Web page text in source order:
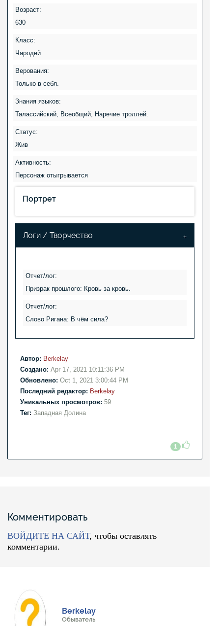
Возраст:
630
Класс:
Чародей
Верования:
Только в себя.
Знания языков:
Талассийский, Всеобщий, Наречие троллей.
Статус:
Жив
Активность:
Персонаж отыгрывается
Портрет
Логи / Творчество
Отчет/лог:
Призрак прошлого: Кровь за кровь.
Отчет/лог:
Слово Ригана: В чём сила?
Автор: Berkelay
Создано: Apr 17, 2021 10:11:36 PM
Обновлено: Oct 1, 2021 3:00:44 PM
Последний редактор: Berkelay
Уникальных просмотров: 59
Тег: Западная Долина
1
Комментировать
ВОЙДИТЕ НА САЙТ, чтобы оставлять
комментарии.
Berkelay
Обыватель